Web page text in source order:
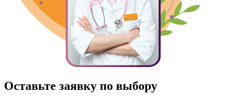
Оставьте заявку по выбору